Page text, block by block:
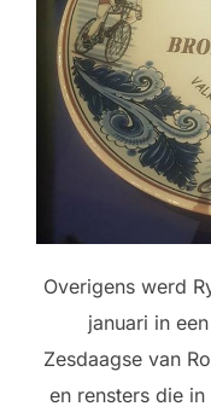
Overigens werd
januari in
Zesdaagse van
en rensters die